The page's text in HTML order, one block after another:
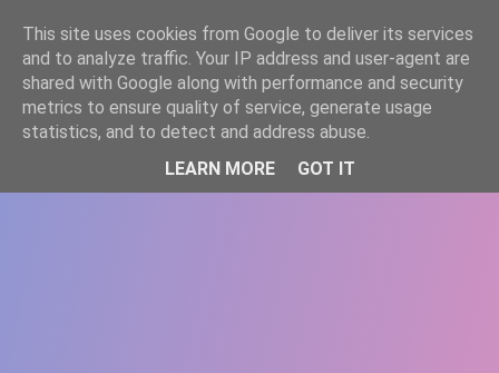
WWW.GAZISTI.RO
This site uses cookies from Google to deliver its services
and to analyze traffic. Your IP address and user-agent are
shared with Google along with performance and security
metrics to ensure quality of service, generate usage
statistics, and to detect and address abuse.
LEARN MORE
GOT IT